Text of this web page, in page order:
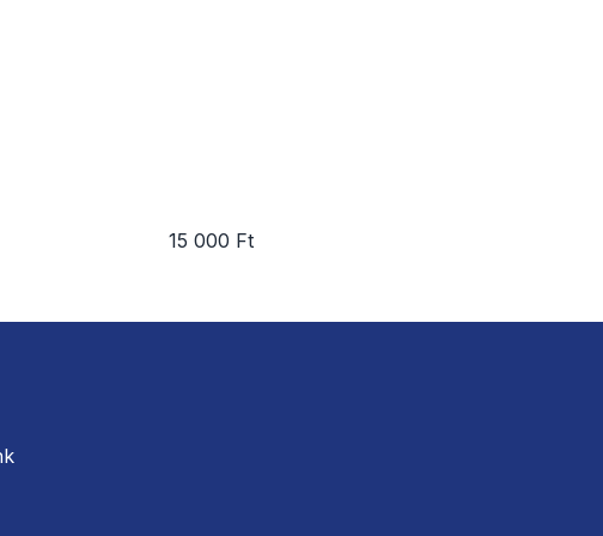
15 000 Ft